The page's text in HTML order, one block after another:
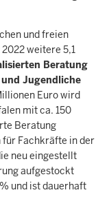
und freien
weitere 5,1
Beratung
Jugendliche
Euro wird
mit ca. 150
Beratung
Fachkräfte in der
neu eingestellt
aufgestockt
und ist dauerhaft